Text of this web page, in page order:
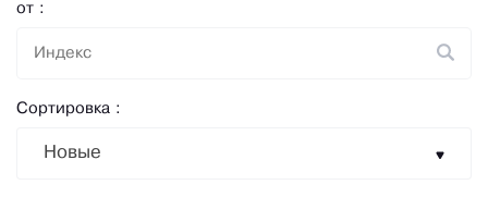
от :
Сортировка :
Новые